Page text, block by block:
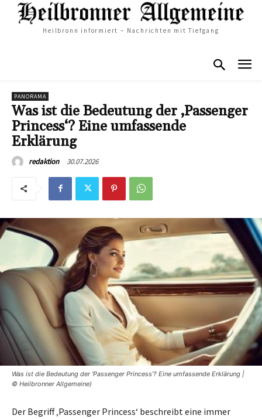
Heilbronn informiert – Nachrichten mit Tiefgang
PANORAMA
Was ist die Bedeutung der ‚Passenger
Princess‘? Eine umfassende
Erklärung
redaktion 30.07.2026
Was ist die Bedeutung der 'Passenger Princess'? Eine umfassende Erklärung |
© Heilbronner Allgemeine)
Der Begriff ‚Passenger Princess‘ beschreibt eine immer